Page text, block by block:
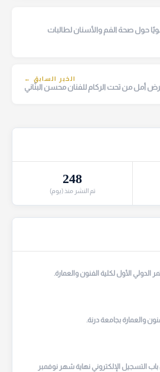
حول صحة الفم والأسنان لطالبات
الخبر السابق ←
أمل من تحت الركام للفنان محسن البنّاني
248
تم النشر منذ (يوم)
الدولي الأول لكلية الفنون والعمارة.
والعمارة بجامعة درنة.
التسجيل الإلكتروني نهاية شهر نوفمبر